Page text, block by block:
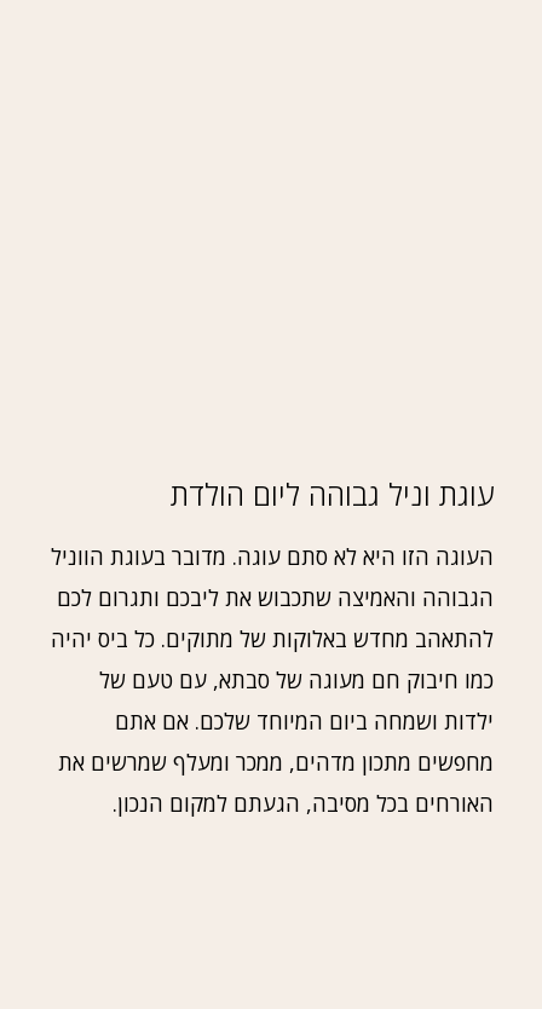
עוגת וניל גבוהה ליום הולדת
העוגה הזו היא לא סתם עוגה. מדובר בעוגת הווניל
הגבוהה והאמיצה שתכבוש את ליבכם ותגרום לכם
להתאהב מחדש באלוקות של מתוקים. כל ביס יהיה
כמו חיבוק חם מעוגה של סבתא, עם טעם של
ילדות ושמחה ביום המיוחד שלכם. אם אתם
מחפשים מתכון מדהים, ממכר ומעלף שמרשים את
האורחים בכל מסיבה, הגעתם למקום הנכון.